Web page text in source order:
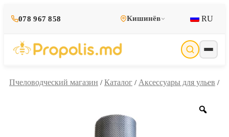
078 967 858 Кишинёв RU
Пчеловодческий магазин / Каталог / Аксессуары для ульев /